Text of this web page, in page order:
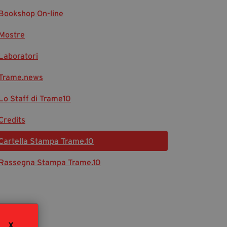
X
Diventa Partner
Dona
Civico Trame
#Trameascuola
Visioni Civiche
Mostra 3D - Visioni Civiche
Il Diritto di Essere
On-line
Staff di Trame10
Stampa Trame.10
Stampa Trame.10